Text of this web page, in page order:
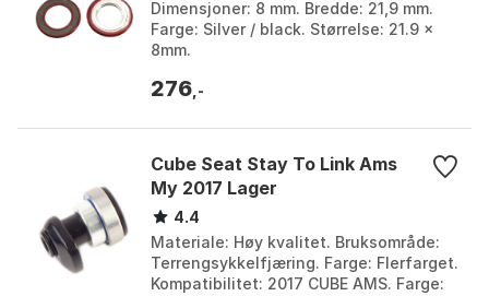
Dimensjoner: 8 mm. Bredde: 21,9 mm.
Farge: Silver / black. Størrelse: 21.9 x
8mm.
276 ,-
Cube Seat Stay To Link Ams
My 2017 Lager
4.4
Materiale: Høy kvalitet. Bruksområde:
Terrengsykkelfjæring. Farge: Flerfarget.
Kompatibilitet: 2017 CUBE AMS. Farge: